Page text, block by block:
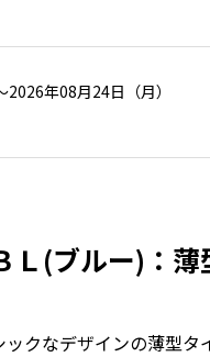
年08月24日（月）
Ｌ(ブルー)：薄
クなデザインの薄型タ